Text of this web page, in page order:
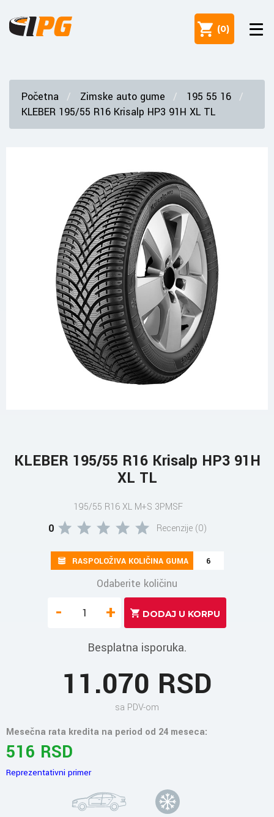
(0)
Početna Zimske auto gume
195 55 16
KLEBER 195/55 R16 Krisalp HP3 91H XL TL
KLEBER 195/55 R16 Krisalp HP3 91H
XL TL
195/55 R16 XL M+S 3PMSF
0 Recenzije (0)
RASPOLOŽIVA KOLIČINA GUMA 6
Odaberite količinu
- +
Besplatna isporuka.
11.070 RSD
sa PDV-om
Mesečna rata kredita na period od 24 meseca:
516 RSD
Reprezentativni primer